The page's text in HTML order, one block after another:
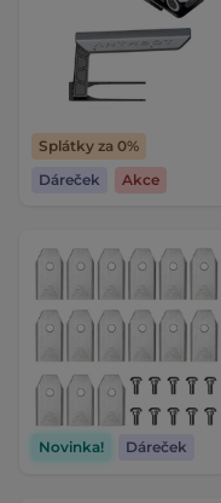
Splátky za 0%
Dáreček
Akce
Novinka! Dáreček